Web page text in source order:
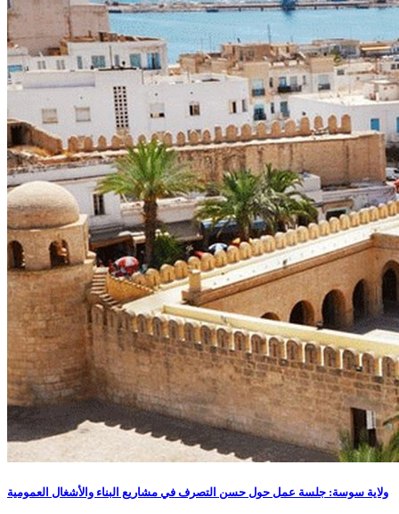
ولاية سوسة: جلسة عمل حول حسن التصرف في مشاريع البناء والأشغال العمومية